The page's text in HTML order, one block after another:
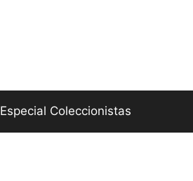
Especial Coleccionistas